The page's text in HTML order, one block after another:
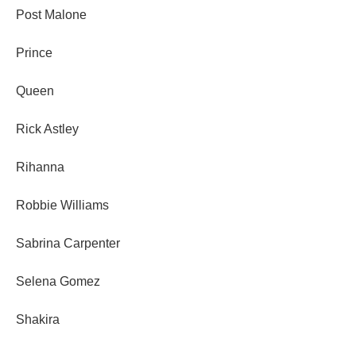
Post Malone
Prince
Queen
Rick Astley
Rihanna
Robbie Williams
Sabrina Carpenter
Selena Gomez
Shakira